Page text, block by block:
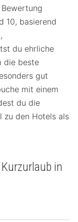
10, basierend
du ehrliche
die beste
gut
mit einem
du die
zu den Hotels als
in